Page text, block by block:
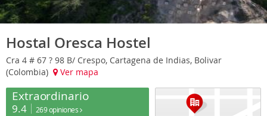
Hostal Oresca Hostel
Cra 4 # 67 ? 98 B/ Crespo, Cartagena de Indias, Bolivar
(Colombia)
Ver mapa
Extraordinario
9.4 269 opiniones